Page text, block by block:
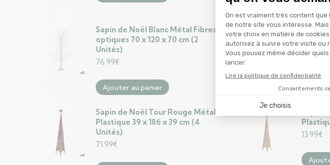
Sapin de Noël Blanc Métal Fibres
optiques 70 x 120 x 70 cm (2
Unités)
76.99€
Ajouter au panier
Sapin
50 x 11
65.99€
Sapin de Noël Tour Rouge Métal
Plastique 39 x 186 x 39 cm (4
Unités)
71.99€
Sapin
13.99€